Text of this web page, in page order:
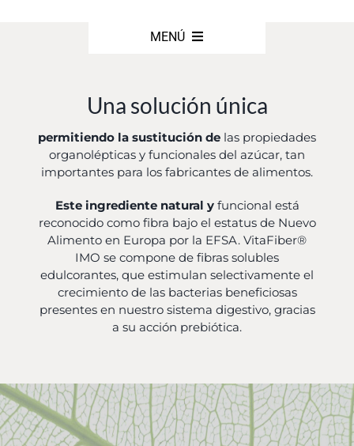
MENÚ
Noticias
Productos
Proveedores
Nuestro equipo
Nuestra historia
Contacte con
RGPD
Una solución única
permitiendo la sustitución de las propiedades
organolépticas y funcionales del azúcar, tan
importantes para los fabricantes de alimentos.
Este ingrediente natural y funcional está
reconocido como fibra bajo el estatus de Nuevo
Alimento en Europa por la EFSA. VitaFiber®
IMO se compone de fibras solubles
edulcorantes, que estimulan selectivamente el
crecimiento de las bacterias beneficiosas
presentes en nuestro sistema digestivo, gracias
a su acción prebiótica.